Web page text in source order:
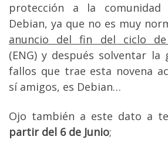
protección a la
Debian, ya que no es muy
anuncio del fin del ciclo de
(ENG) y después solventar la
fallos que trae esta novena
sí amigos, es Debian…
Ojo también a este dato a
partir del 6 de Junio;